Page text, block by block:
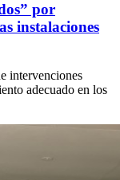
por
instalaciones
intervenciones
adecuado en los